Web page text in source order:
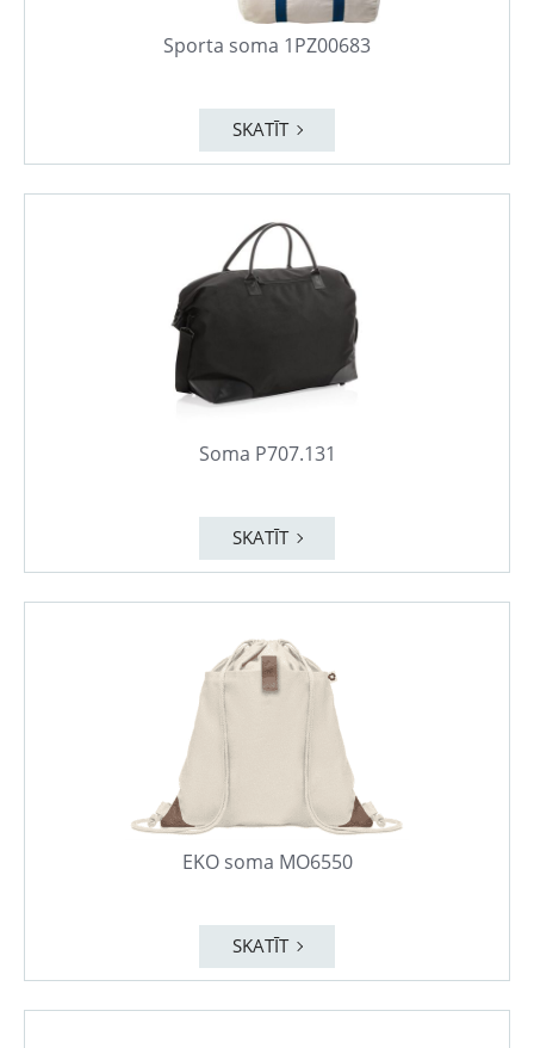
Sporta soma 1PZ00683
SKATĪT
Soma P707.131
SKATĪT
EKO soma MO6550
SKATĪT